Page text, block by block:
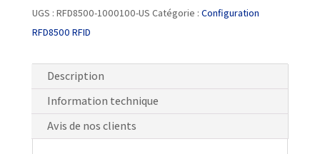
UGS : RFD8500-1000100-US Catégorie : Configuration
RFD8500 RFID
Description
Information technique
Avis de nos clients